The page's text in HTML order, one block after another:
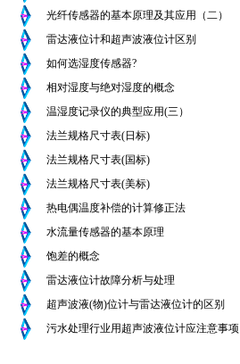
光纤传感器的基本原理及其应用（二）
雷达液位计和超声波液位计区别
如何选湿度传感器?
相对湿度与绝对湿度的概念
温湿度记录仪的典型应用(三）
法兰规格尺寸表(日标)
法兰规格尺寸表(国标)
法兰规格尺寸表(美标)
热电偶温度补偿的计算修正法
水流量传感器的基本原理
饱差的概念
雷达液位计故障分析与处理
超声波液(物)位计与雷达液位计的区别
污水处理行业用超声波液位计应注意事项